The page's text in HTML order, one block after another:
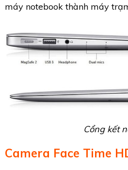
máy notebook thành máy
Cổng kết
Camera Face Time